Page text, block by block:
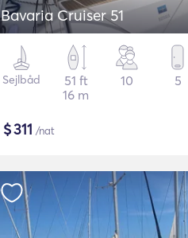
Bavaria Cruiser 51
Sejlbåd
51 ft
16 m
10 5
$311 /nat